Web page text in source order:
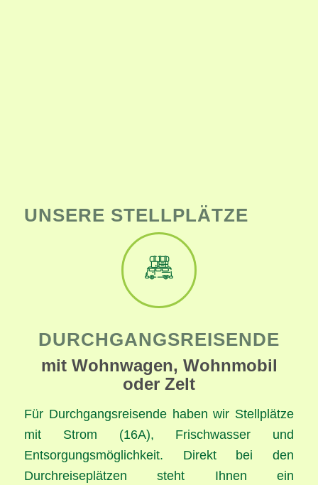
UNSERE STELLPLÄTZE
DURCHGANGSREISENDE
mit Wohnwagen, Wohnmobil
oder Zelt
Für Durchgangsreisende haben wir Stellplätze
mit Strom (16A), Frischwasser und
Entsorgungsmöglichkeit. Direkt bei den
Durchreiseplätzen steht Ihnen ein